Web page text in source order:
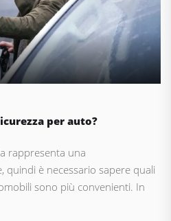
per auto?
rappresenta una
quindi è necessario sapere quali
sono più convenienti. In